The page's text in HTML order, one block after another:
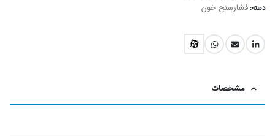
دسته: فشارسنج خون
مشخصات